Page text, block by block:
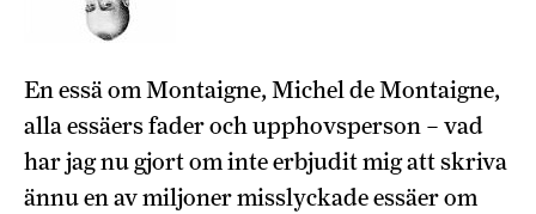
En essä om Montaigne, Michel de Montaigne,
alla essäers fader och upphovsperson – vad
har jag nu gjort om inte erbjudit mig att skriva
ännu en av miljoner misslyckade essäer om